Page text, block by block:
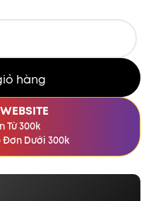
hàng
Từ 300k
Dưới 300k